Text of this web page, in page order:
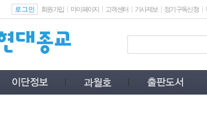
로그인 회원가입 마이페이지 고객센터 기사제보 정기구독신청